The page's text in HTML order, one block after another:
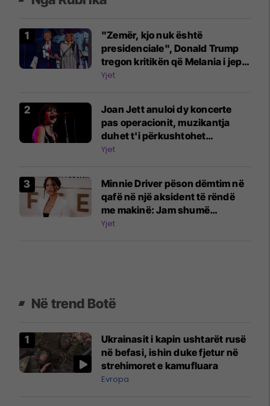
"Zemër, kjo nuk është
presidenciale", Donald Trump
tregon kritikën që Melania i jep
për atë që ajo s'e pëlqen te ai
Yjet
Joan Jett anuloi dy koncerte
pas operacionit, muzikantja
duhet t'i përkushtohet
fizioterapisë
Yjet
Minnie Driver pëson dëmtim në
qafë në një aksident të rëndë
me makinë: Jam shumë
mirënjohëse që jam gjallë
Yjet
Në trend Botë
Ukrainasit i kapin ushtarët rusë
në befasi, ishin duke fjetur në
strehimoret e kamufluara
Evropa